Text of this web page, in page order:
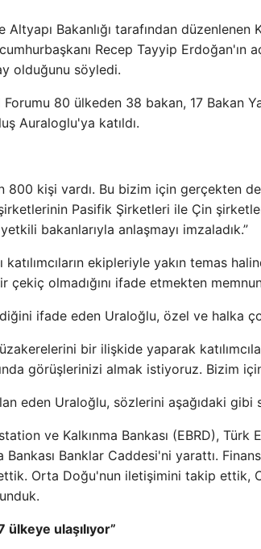
Bakanlığı tarafından düzenlenen
Recep Tayyip Erdoğan'ın
olduğunu söyledi.
Forumu 80 ülkeden 38 bakan, 17 Bakan
Auraloglu'ya katıldı.
800 kişi vardı. Bu bizim için gerçekten
Pasifik Şirketleri ile Çin
bakanlarıyla anlaşmayı imzaladık.”
ekipleriyle yakın temas
çekiç olmadığını ifade etmekten
ifade eden Uraloğlu, özel ve halka
bir ilişkide yaparak
görüşlerinizi almak istiyoruz. Bizim
eden Uraloğlu, sözlerini aşağıdaki gibi
ve Kalkınma Bankası (EBRD), Türk
Banklar Caddesi'ni yarattı.
ettik. Orta Doğu'nun iletişimini takip ettik,
ulaşılıyor”